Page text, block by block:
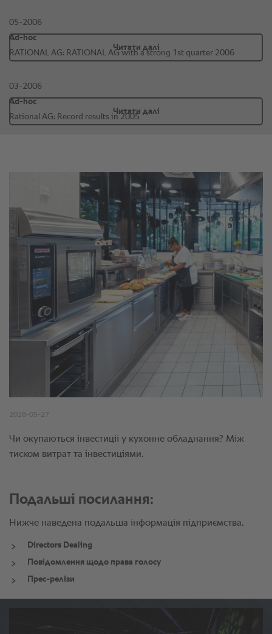
Подальші посилання:
Нижче наведена подальша інформація підприємства.
Directors Dealing
Повідомлення щодо права голосу
Прес-релізи